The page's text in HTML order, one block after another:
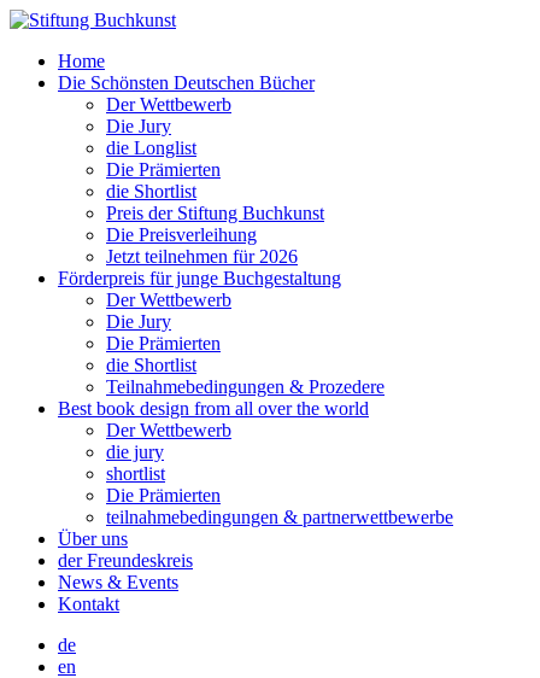
Home
Die Schönsten Deutschen Bücher
Der Wettbewerb
Die Jury
die Longlist
Die Prämierten
die Shortlist
Preis der Stiftung Buchkunst
Die Preisverleihung
Jetzt teilnehmen für 2026
Förderpreis für junge Buchgestaltung
Der Wettbewerb
Die Jury
Die Prämierten
die Shortlist
Teilnahmebedingungen & Prozedere
Best book design from all over the world
Der Wettbewerb
die jury
shortlist
Die Prämierten
teilnahmebedingungen & partnerwettbewerbe
Über uns
der Freundeskreis
News & Events
Kontakt
de
en